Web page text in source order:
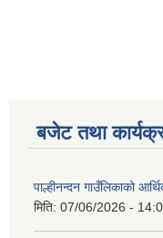
बजेट तथा
पाल्हीनन्दन गाउँलिकाको
मिति: 07/06/2026 -